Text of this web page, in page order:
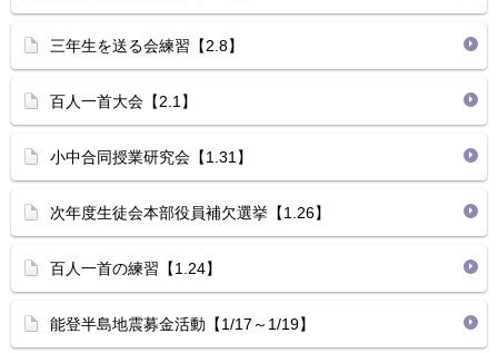
三年生を送る会練習【2.8】
百人一首大会【2.1】
小中合同授業研究会【1.31】
次年度生徒会本部役員補欠選挙【1.26】
百人一首の練習【1.24】
能登半島地震募金活動【1/17～1/19】